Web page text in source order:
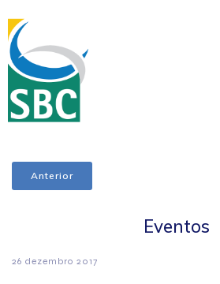
Anterior
Eventos
26 dezembro 2017